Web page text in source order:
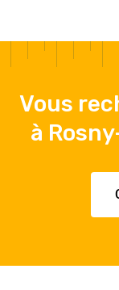
Vous
à